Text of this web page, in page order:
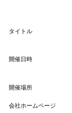
タイトル
開催日時
開催場所
会社ホームページ